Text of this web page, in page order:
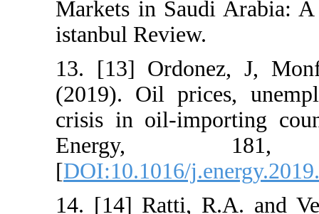
Markets in
istanbul
13. [13]
(2019). Oil
crisis in oil-
[DOI:10.1016/
14. [14] Ratti,